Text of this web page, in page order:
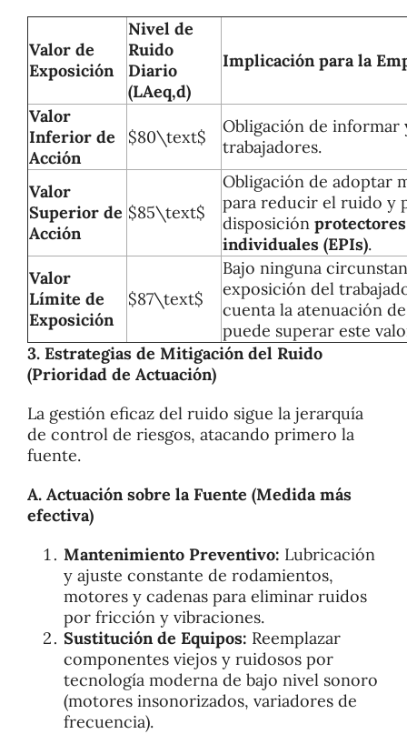
Valor de
Exposición
Nivel de
Ruido
Diario
(LAeq,d)
Implicación para la
Valor
Inferior de
Acción
$80\text$
Obligación de informar
trabajadores.
Valor
Superior de
Acción
$85\text$
Obligación de adoptar
para reducir el ruido y
disposición
individuales (EPIs).
Valor
Límite de
Exposición
$87\text$
Bajo ninguna
exposición del
cuenta la atenuación
puede superar este
3. Estrategias de Mitigación del Ruido
(Prioridad de Actuación)
La gestión eficaz del ruido sigue la jerarquía
de control de riesgos, atacando primero la
fuente.
A. Actuación sobre la Fuente (Medida más
efectiva)
Mantenimiento Preventivo: Lubricación
y ajuste constante de rodamientos,
motores y cadenas para eliminar ruidos
por fricción y vibraciones.
Sustitución de Equipos: Reemplazar
componentes viejos y ruidosos por
tecnología moderna de bajo nivel sonoro
(motores insonorizados, variadores de
frecuencia).